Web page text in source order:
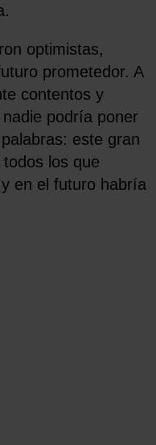
optimistas,
prometedor. A
contentos y
podría poner
este gran
los que
en el futuro habría